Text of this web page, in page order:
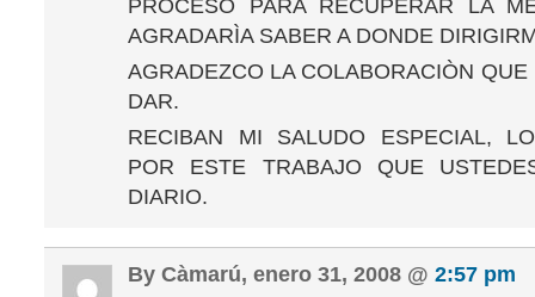
PROCESO PARA RECUPERAR LA
AGRADARÌA SABER A DONDE
AGRADEZCO LA COLABORACIÒN QUE
DAR.
RECIBAN MI SALUDO ESPECIAL,
POR ESTE TRABAJO QUE
DIARIO.
By Càmarú, enero 31, 2008 @ 2:57 pm